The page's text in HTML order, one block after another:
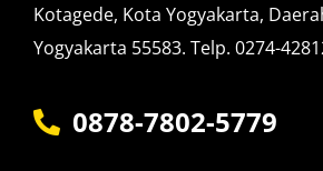
Kotagede, Kota Yogyakarta,
Yogyakarta 55583. Telp. 0274-
0878-7802-5779